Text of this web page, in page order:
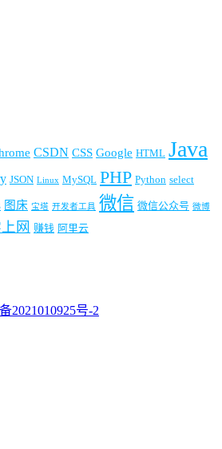
CSDN CSS Google HTML Java
JSON Linux MySQL PHP Python select
图床 宝塔 开发者工具 微信 微信公众号 微博
网 赚钱 阿里云
2021010925号-2